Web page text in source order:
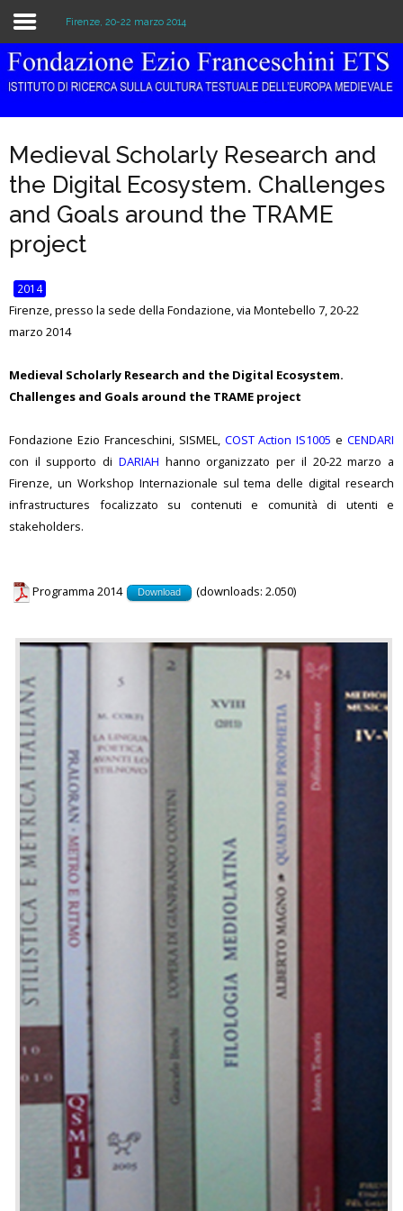
Home
Biblioteca e Archivio
Ricerca
Pubblicazioni
Formazione
Firenze, 20-22 marzo 2014
Medieval Scholarly Research and
the Digital Ecosystem. Challenges
and Goals around the TRAME
project
2014
Firenze, presso la sede della Fondazione, via Montebello 7, 20-22
marzo 2014
Medieval Scholarly Research and the Digital Ecosystem.
Challenges and Goals around the TRAME project
Fondazione Ezio Franceschini, SISMEL, COST Action IS1005 e CENDARI
con il supporto di DARIAH hanno organizzato per il 20-22 marzo a
Firenze, un Workshop Internazionale sul tema delle digital research
infrastructures focalizzato su contenuti e comunità di utenti e
stakeholders.
Programma 2014 Download (downloads: 2.050)